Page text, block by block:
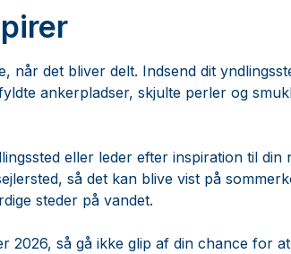
når det bliver delt. Indsend dit
ankerpladser, skjulte perler og
eller leder efter inspiration til
så det kan blive vist på
steder på vandet.
2026, så gå ikke glip af din chance for